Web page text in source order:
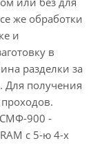
же обработки
и
в
разделки за
Для получения
СМФ-900 -
с 5-ю 4-х